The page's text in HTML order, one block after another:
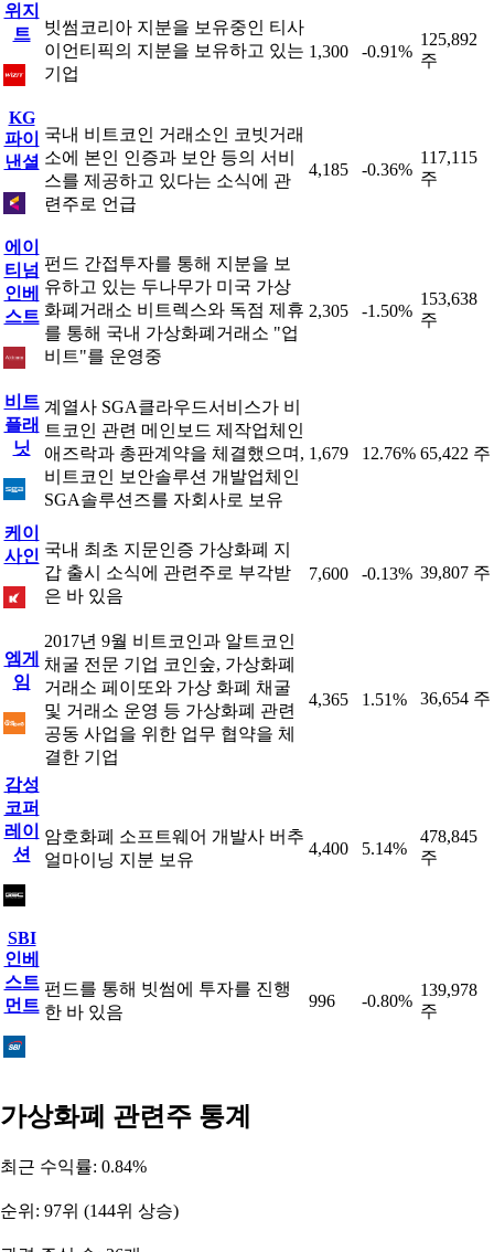
위지
트
빗썸코리아 지분을 보유중인 티사
이언티픽의 지분을 보유하고 있는
기업
1,300 -0.91%
125,892
주
KG
파이
낸셜
국내 비트코인 거래소인 코빗거래
소에 본인 인증과 보안 등의 서비
스를 제공하고 있다는 소식에 관
련주로 언급
4,185 -0.36%
117,115
주
에이
티넘
인베
스트
펀드 간접투자를 통해 지분을 보
유하고 있는 두나무가 미국 가상
화폐거래소 비트렉스와 독점 제휴
를 통해 국내 가상화폐거래소 "업
비트"를 운영중
2,305 -1.50%
153,638
주
비트
플래
닛
계열사 SGA클라우드서비스가 비
트코인 관련 메인보드 제작업체인
애즈락과 총판계약을 체결했으며,
비트코인 보안솔루션 개발업체인
SGA솔루션즈를 자회사로 보유
1,679 12.76% 65,422 주
케이
사인 국내 최초 지문인증 가상화폐 지
갑 출시 소식에 관련주로 부각받
은 바 있음
7,600 -0.13% 39,807 주
엠게
임
2017년 9월 비트코인과 알트코인
채굴 전문 기업 코인숲, 가상화폐
거래소 페이또와 가상 화폐 채굴
및 거래소 운영 등 가상화폐 관련
공동 사업을 위한 업무 협약을 체
결한 기업
4,365 1.51% 36,654 주
감성
코퍼
레이
션
암호화폐 소프트웨어 개발사 버추
얼마이닝 지분 보유
4,400 5.14%
478,845
주
SBI
인베
스트
먼트
펀드를 통해 빗썸에 투자를 진행
한 바 있음
996 -0.80%
139,978
주
가상화폐 관련주 통계
최근 수익률: 0.84%
순위: 97위 (144위 상승)